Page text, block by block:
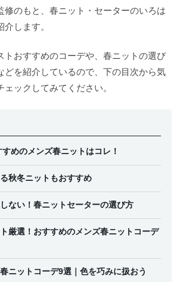
修のもと、春ニット・セーターのいろは
します。
トおすすめのコーデや、春ニットの選び
どを紹介しているので、下の目次から気
ックしてみてください。
めのメンズ春ニットはコレ！
秋冬ニットもおすすめ
ない！春ニットセーターの選び方
厳選！おすすめのメンズ春ニットコーデ
ニットコーデ9選｜色を巧みに扱おう